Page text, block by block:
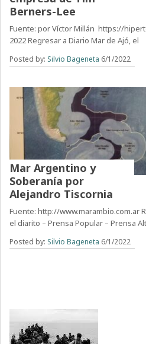
Berners-Lee
Fuente: por Víctor Millán https://
2022 Regresar a Diario Mar de Ajó, el
Posted by: Silvio Bageneta 6/1/2022
Mar Argentino y
Soberanía por
Alejandro Tiscornia
Fuente: http://www.marambio.com.ar
el diarito – Prensa Popular – Prensa
Posted by: Silvio Bageneta 6/1/2022